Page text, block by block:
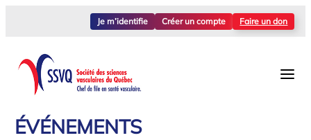
Je m’identifie Créer un compte Faire un don
ÉVÉNEMENTS